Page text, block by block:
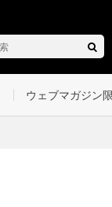
ウェブマガジン